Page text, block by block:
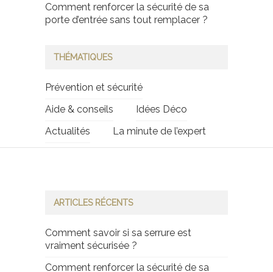
Comment renforcer la sécurité de sa
porte d’entrée sans tout remplacer ?
THÉMATIQUES
Prévention et sécurité
Aide & conseils
Idées Déco
Actualités
La minute de l’expert
ARTICLES RÉCENTS
Comment savoir si sa serrure est
vraiment sécurisée ?
Comment renforcer la sécurité de sa